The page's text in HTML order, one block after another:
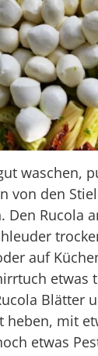
waschen,
von den
Den Rucola
auf
etwas
Blätter
heben, mit
etwas